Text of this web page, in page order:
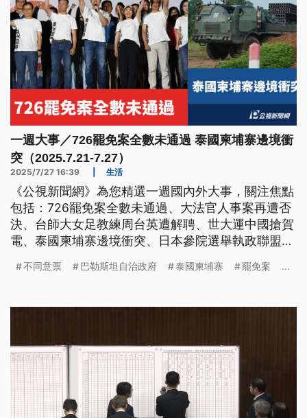
一週大事／726罷免案全數未通過 泰國柬埔寨邊境衝
突（2025.7.21-7.27）
2025/7/27 16:39 生活
《公視新聞網》為您精選一週國內外大事，關注焦點
包括：726罷免案全數未通過、大法官人事案再遭否
決、台師大女足教練周台英遭解聘、世大運中國搶賀
電、泰國柬埔寨邊境衝突、日本參院選舉執政聯盟失
不同意票 巴勒斯坦自治政府 泰國柬埔寨 罷免案 ...